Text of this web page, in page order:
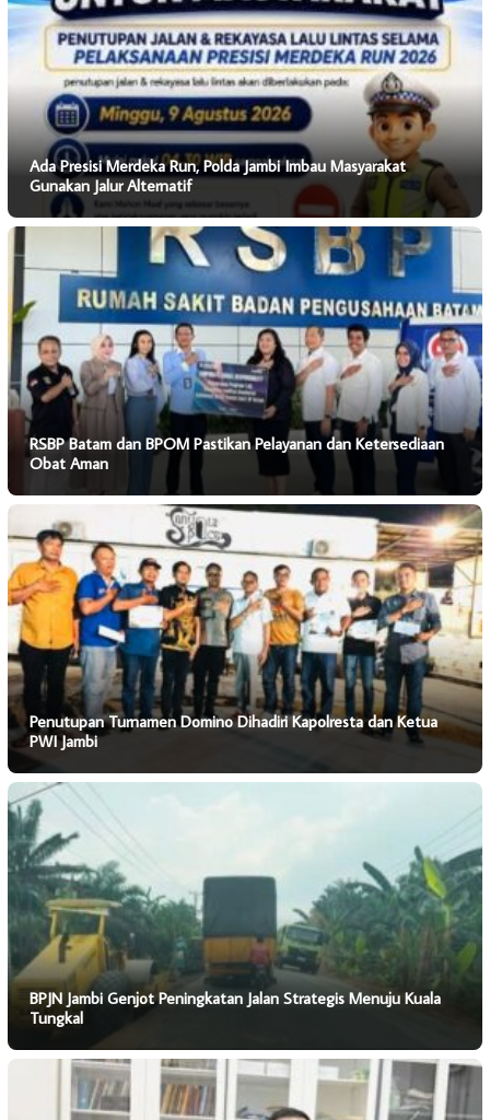
Ada Presisi Merdeka Run, Polda Jambi Imbau Masyarakat
Gunakan Jalur Alternatif
RSBP Batam dan BPOM Pastikan Pelayanan dan Ketersediaan
Obat Aman
Penutupan Turnamen Domino Dihadiri Kapolresta dan Ketua
PWI Jambi
BPJN Jambi Genjot Peningkatan Jalan Strategis Menuju Kuala
Tungkal